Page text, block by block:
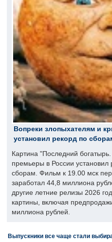
Вопреки злопыхателям и
установил рекорд по
Картина "Последний
премьеры в России установил
сборам. Фильм к 19.00 мск
заработал 44,8 миллиона
другие летние релизы 2026
картины, включая
миллиона рублей.
Выпускники все чаще стали